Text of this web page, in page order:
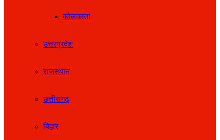
कोलकाता
उत्तरप्रदेश
राजस्थान
छत्तीसगढ़
बिहार